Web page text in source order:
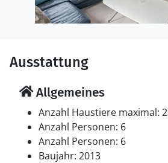
Ausstattung
Allgemeines
Anzahl Haustiere maximal: 2
Anzahl Personen: 6
Anzahl Personen: 6
Baujahr: 2013